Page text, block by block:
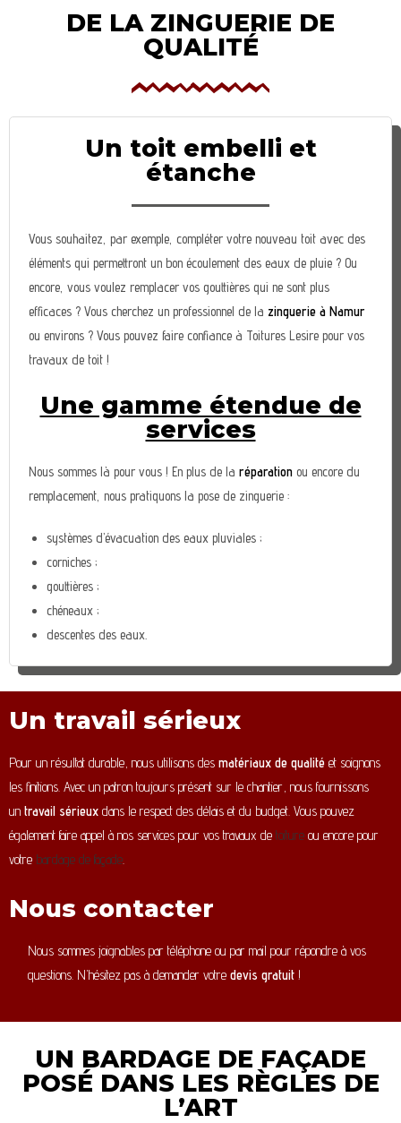
DE LA ZINGUERIE DE
QUALITÉ
Un toit embelli et
étanche
Vous souhaitez, par exemple, compléter votre nouveau toit avec des
éléments qui permettront un bon écoulement des eaux de pluie ? Ou
encore, vous voulez remplacer vos gouttières qui ne sont plus
efficaces ? Vous cherchez un professionnel de la zinguerie à Namur
ou environs ? Vous pouvez faire confiance à Toitures Lesire pour vos
travaux de toit !
Une gamme étendue de
services
Nous sommes là pour vous ! En plus de laréparation ou encore du
remplacement, nous pratiquons la pose de zinguerie :
systèmes d’évacuation des eaux pluviales ;
corniches ;
gouttières ;
chéneaux ;
descentes des eaux.
Un travail sérieux
Pour un résultat durable, nous utilisons des matériaux de qualité et soignons
les finitions. Avec un patron toujours présent sur le chantier, nous fournissons
un travail sérieux dans le respect des délais et du budget. Vous pouvez
également faire appel à nos services pour vos travaux de toiture ou encore pour
votre bardage de façade
Nous contacter
Nous sommes joignables par téléphone ou par mail pour répondre à vos
questions. N’hésitez pas à demander votredevis gratuit !
UN BARDAGE DE FAÇADE
POSÉ DANS LES RÈGLES DE
L’ART